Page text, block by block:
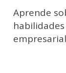
Aprende